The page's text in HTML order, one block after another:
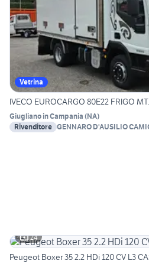
Vetrina
IVECO EUROCARGO 80E22 FRIGO
Giugliano in Campania (NA)
Rivenditore GENNARO D'AUSILIO
24
Peugeot Boxer 35 2.2 HDi 120 CV L3